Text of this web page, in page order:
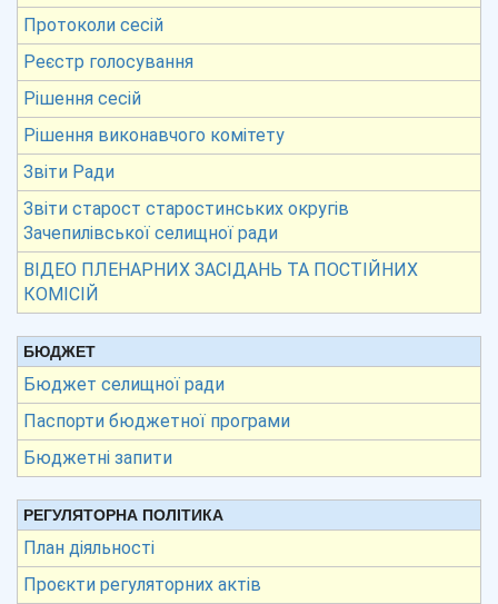
Протоколи сесій
Реєстр голосування
Рішення сесій
Рішення виконавчого комітету
Звіти Ради
Звіти старост старостинських округів
Зачепилівської селищної ради
ВІДЕО ПЛЕНАРНИХ ЗАСІДАНЬ ТА ПОСТІЙНИХ
КОМІСІЙ
БЮДЖЕТ
Бюджет селищної ради
Паспорти бюджетної програми
Бюджетні запити
РЕГУЛЯТОРНА ПОЛІТИКА
План діяльності
Проєкти регуляторних актів